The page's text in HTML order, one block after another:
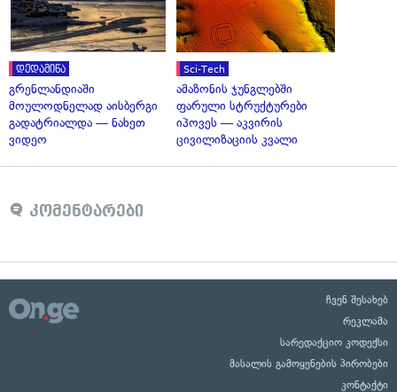
დედამიწა
გრენლანდიაში
მოულოდნელად აისბერგი
გადატრიალდა — ნახეთ
ვიდეო
Sci-Tech
ამაზონის ჯუნგლებში
ფარული სტრუქტურები
იპოვეს — აკვირის
ცივილიზაციის კვალი
კომენტარები
ჩვენ შესახებ
რეკლამა
სარედაქციო კოდექსი
მასალის გამოყენების პირობები
კონტაქტი